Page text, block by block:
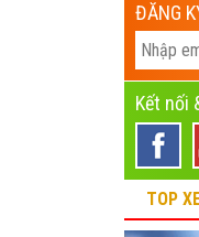
ĐĂNG
Kết nối
TOP